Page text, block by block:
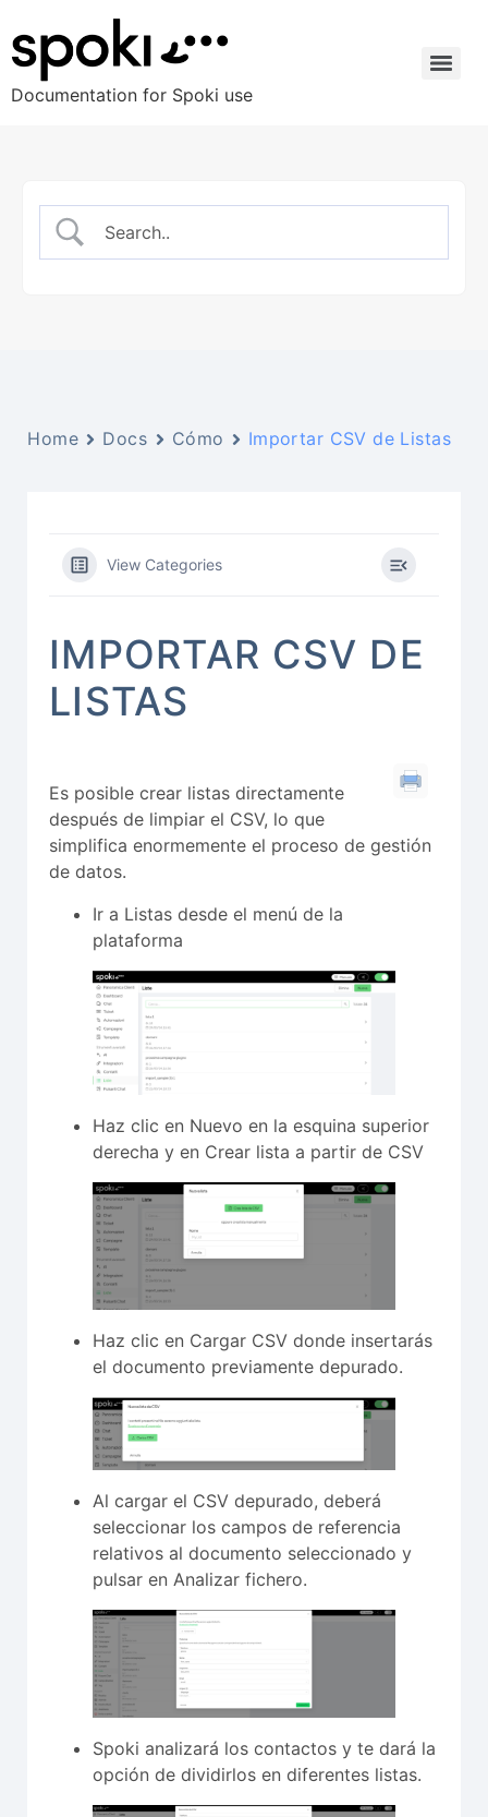
Documentation for Spoki use
Home Docs Cómo Importar CSV de Listas
View Categories
IMPORTAR CSV DE
LISTAS
Es posible crear listas directamente
después de limpiar el CSV, lo que
simplifica enormemente el proceso de gestión
de datos.
Ir a Listas desde el menú de la
plataforma
Haz clic en Nuevo en la esquina superior
derecha y en Crear lista a partir de CSV
Haz clic en Cargar CSV donde insertarás
el documento previamente depurado.
Al cargar el CSV depurado, deberá
seleccionar los campos de referencia
relativos al documento seleccionado y
pulsar en Analizar fichero.
Spoki analizará los contactos y te dará la
opción de dividirlos en diferentes listas.